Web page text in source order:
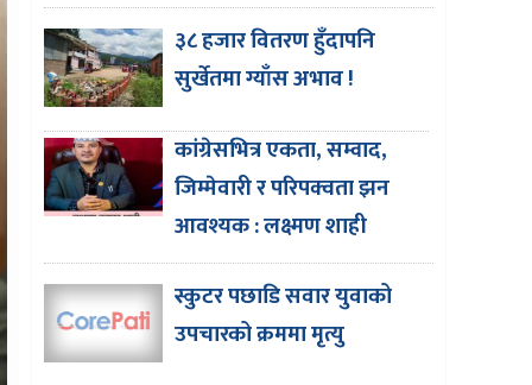
३८ हजार वितरण हुँदापनि
सुर्खेतमा ग्याँस अभाव !
कांग्रेसभित्र एकता, सम्वाद,
जिम्मेवारी र परिपक्वता झन
आवश्यक : लक्ष्मण शाही
स्कुटर पछाडि सवार युवाको
उपचारको क्रममा मृत्यु